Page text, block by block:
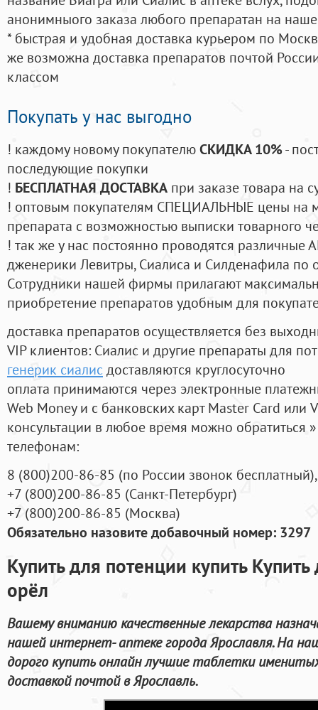
анонимныого заказа любого препаратан на
* быстрая и удобная доставка курьером по
же возможна доставка препаратов почтой
классом
Покупать у нас выгодно
! каждому новому покупателюСКИДКА 10%-
последующие покупки
! БЕСПЛАТНАЯ ДОСТАВКА при заказе товара на
! оптовым покупателям СПЕЦИАЛЬНЫЕ цены на
препарата с возможностью выписки товарного
! так же у нас постоянно проводятся
дженерики Левитры, Сиалиса и Силденафила по
Cотрудники нашей фирмы прилагают
приобретение препаратов удобным для
доставка препаратов осуществляется без
VIP клиентов: Сиалис и другие препараты для
генерик сиалис доставляются круглосуточно
оплата принимаются через электронные
Web Money и с банковских карт Master Card или
консультации в любое время можно обратиться
телефонам:
8 (800)200-86-85 (по России звонок бесплатный),
+7 (800)200-86-85 (Санкт-Петербург)
+7 (800)200-86-85 (Москва)
Обязательно назовите добавочный номер: 3297
Купить для потенции купить
орёл
Вашему вниманию качественные лекарства
нашей интернет- аптеке города Ярославля. На
дорого купить онлайн лучшие таблетки
доставкой почтой в Ярославль.